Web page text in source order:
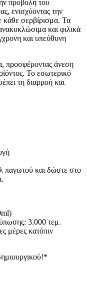
προβολή του
ενισχύοντας την
κάθε σερβίρισμα. Τα
και φιλικά
και υπεύθυνη
προσφέροντας άνεση
Το εσωτερικό
τη διαρροή και
παγωτού και δώστε στο
3.000 τεμ.
μέρες κατόπιν